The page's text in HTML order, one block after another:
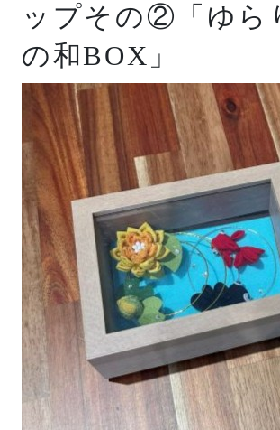
ップその②「ゆら
の和BOX」